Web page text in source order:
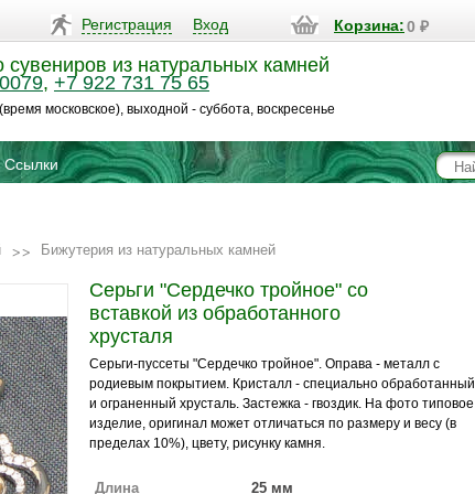
Регистрация Вход Корзина:0 ₽
сувениров из натуральных камней
, +7 922 731 75 65
московское), выходной - суббота, воскресенье
Ссылки
Бижутерия из натуральных камней
Серьги "Сердечко тройное" со
вставкой из обработанного
хрусталя
Серьги-пуссеты "Сердечко тройное". Оправа - металл с
родиевым покрытием. Кристалл - специально обработанный
и ограненный хрусталь. Застежка - гвоздик. На фото типовое
изделие, оригинал может отличаться по размеру и весу (в
пределах 10%), цвету, рисунку камня.
Длина 25 мм